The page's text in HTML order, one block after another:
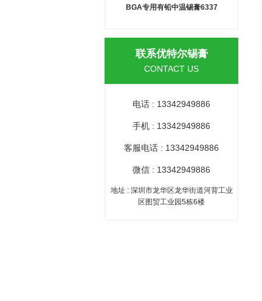
BGA专用有铅中温锡膏6337
联系优特尔锡膏
CONTACT US
电话 : 13342949886
手机 : 13342949886
客服电话 : 13342949886
微信 : 13342949886
地址 : 深圳市龙华区龙华街道河背工业
区图贸工业园5栋6楼